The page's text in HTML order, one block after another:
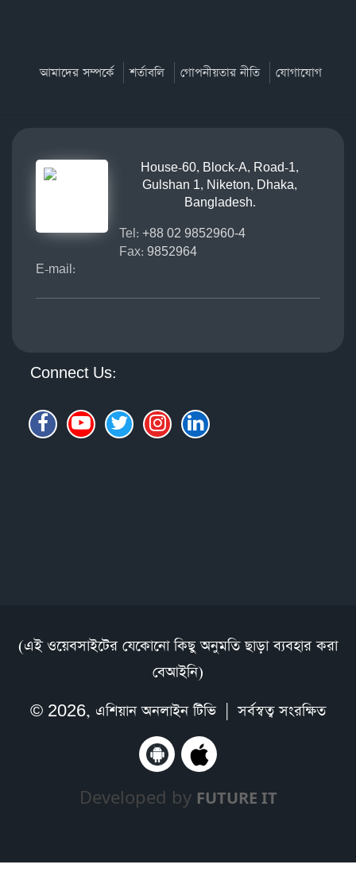
আমাদের সম্পর্কে শর্তাবলি গোপনীয়তার নীতি যোগাযোগ
House-60, Block-A, Road-1,
Gulshan 1, Niketon, Dhaka,
Bangladesh.
Tel: +88 02 9852960-4
Fax: 9852964
E-mail:
Connect Us:
(এই ওয়েবসাইটের যেকোনো কিছু অনুমতি ছাড়া ব্যবহার করা
বেআইনি)
© 2026, এশিয়ান অনলাইন টিভি| সর্বস্বত্ব সংরক্ষিত
Developed by FUTURE IT